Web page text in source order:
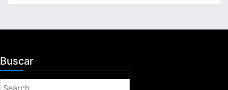
Buscar
S